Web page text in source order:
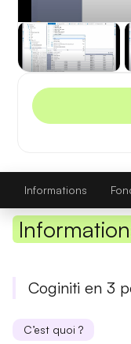
Coginiti
Informations
Coginiti en 3
C’est quoi ?